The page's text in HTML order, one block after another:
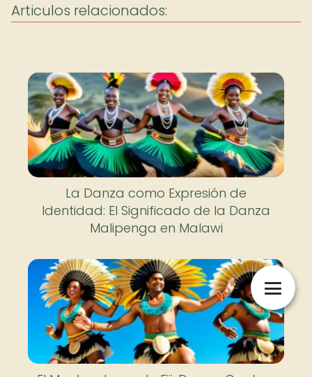
Articulos relacionados:
La Danza como Expresión de
Identidad: El Significado de la Danza
Malipenga en Malawi